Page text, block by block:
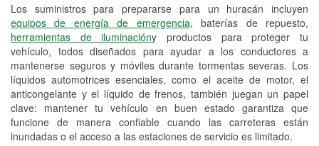
Los suministros para prepararse para un huracán incluyen
equipos de energía de emergencia, baterías de repuesto,
herramientas de iluminacióny productos para proteger tu
vehículo, todos diseñados para ayudar a los conductores a
mantenerse seguros y móviles durante tormentas severas. Los
líquidos automotrices esenciales, como el aceite de motor, el
anticongelante y el líquido de frenos, también juegan un papel
clave: mantener tu vehículo en buen estado garantiza que
funcione de manera confiable cuando las carreteras están
inundadas o el acceso a las estaciones de servicio es limitado.
Reciclaje de baterías y aceite
Instalación de bombillas de faros
Instalación de limpiaparabrisas
Programa de Préstamo de
Herramientas
Rectificación de tambores y discos de